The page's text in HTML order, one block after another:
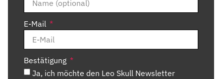
E-Mail
Bestätigung
Ja, ich möchte den Leo Skull Newsletter